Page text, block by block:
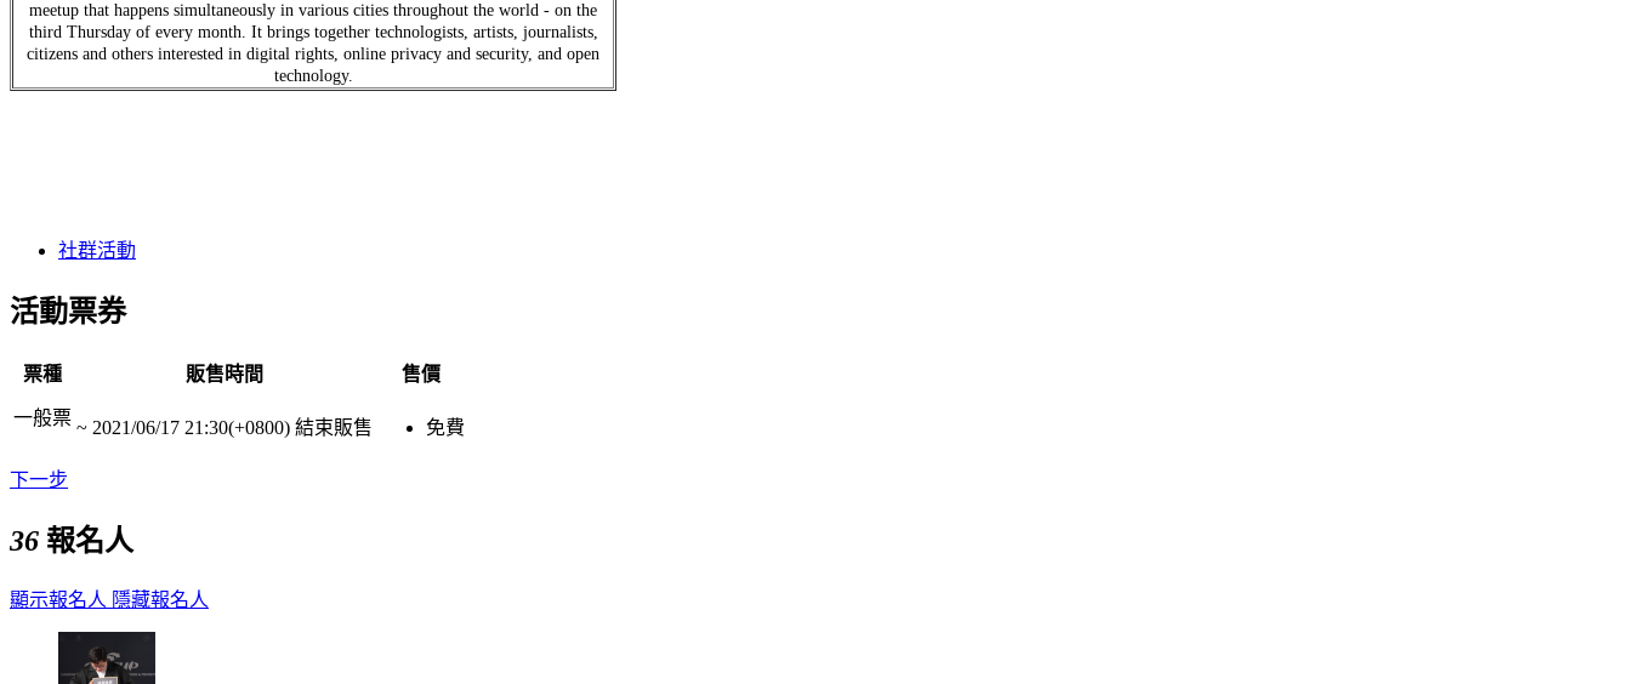
meetup that happens simultaneously in various cities throughout the world - on the
third Thursday of every month. It brings together technologists, artists, journalists,
citizens and others interested in digital rights, online privacy and security, and open
technology.
社群活動
活動票券
票種 販售時間 售價
一般票 ~ 2021/06/17 21:30(+0800) 結束販售 免費
下一步
36 報名人
顯示報名人 隱藏報名人